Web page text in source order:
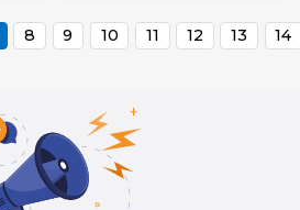
8 9 10 11 12 13 14